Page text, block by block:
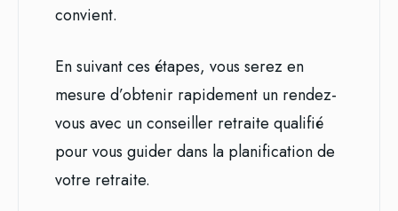
convient.
En suivant ces étapes, vous serez en
mesure d’obtenir rapidement un rendez-
vous avec un conseiller retraite qualifié
pour vous guider dans la planification de
votre retraite.